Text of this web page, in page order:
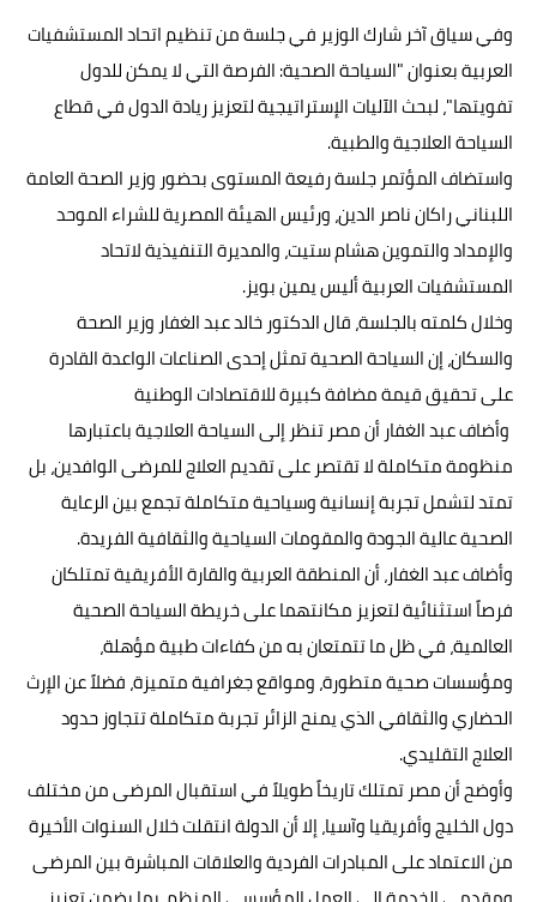
وفي سياق آخر شارك الوزير في جلسة من تنظيم اتحاد المستشفيات
العربية بعنوان "السياحة الصحية: الفرصة التي لا يمكن للدول
تفويتها"، لبحث الآليات الإستراتيجية لتعزيز ريادة الدول في قطاع
السياحة العلاجية والطبية.
واستضاف المؤتمر جلسة رفيعة المستوى بحضور وزير الصحة العامة
اللبناني راكان ناصر الدين، ورئيس الهيئة المصرية للشراء الموحد
والإمداد والتموين هشام ستيت، والمديرة التنفيذية لاتحاد
المستشفيات العربية أليس يمين بويز.
وخلال كلمته بالجلسة، قال الدكتور خالد عبد الغفار وزير الصحة
والسكان، إن السياحة الصحية تمثل إحدى الصناعات الواعدة القادرة
على تحقيق قيمة مضافة كبيرة للاقتصادات الوطنية
وأضاف عبد الغفار أن مصر تنظر إلى السياحة العلاجية باعتبارها
منظومة متكاملة لا تقتصر على تقديم العلاج للمرضى الوافدين، بل
تمتد لتشمل تجربة إنسانية وسياحية متكاملة تجمع بين الرعاية
الصحية عالية الجودة والمقومات السياحية والثقافية الفريدة.
وأضاف عبد الغفار، أن المنطقة العربية والقارة الأفريقية تمتلكان
فرصاً استثنائية لتعزيز مكانتهما على خريطة السياحة الصحية
العالمية، في ظل ما تتمتعان به من كفاءات طبية مؤهلة،
ومؤسسات صحية متطورة، ومواقع جغرافية متميزة، فضلاً عن الإرث
الحضاري والثقافي الذي يمنح الزائر تجربة متكاملة تتجاوز حدود
العلاج التقليدي.
وأوضح أن مصر تمتلك تاريخاً طويلاً في استقبال المرضى من مختلف
دول الخليج وأفريقيا وآسيا، إلا أن الدولة انتقلت خلال السنوات الأخيرة
من الاعتماد على المبادرات الفردية والعلاقات المباشرة بين المرضى